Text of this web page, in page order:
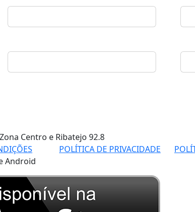
Zona Centro e Ribatejo 92.8
POLÍTICA DE PRIVACIDADE
Android